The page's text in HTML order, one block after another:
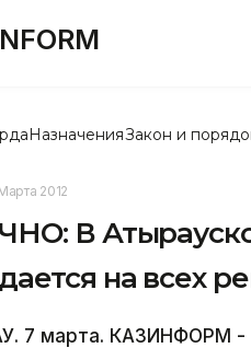
НазначенияЗакон и
2012
В
на всех
7 марта. КАЗИНФОРМ -